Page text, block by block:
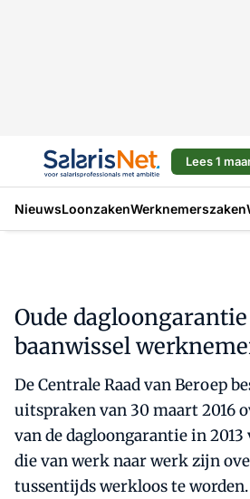
Lees 1
NieuwsLoonzakenWerknemerszaken
Oude
baanwissel
De Centrale Raad van Beroep
uitspraken van 30 maart 2016
van de dagloongarantie in
die van werk naar werk zijn
tussentijds werkloos te